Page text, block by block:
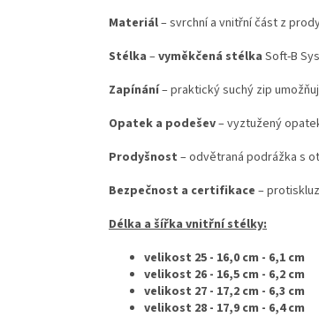
Materiál– svrchní a vnitřní část z
Stélka –vyměkčená stélka Soft‑B
Zapínání– praktický suchý zip
Opatek a podešev– vyztužený
Prodyšnost – odvětraná podrážka s
Bezpečnost a certifikace –
Délka a šířka vnitřní stélky:
velikost 25 - 16,0 cm - 6,1 cm
velikost 26 - 16,5 cm - 6,2 cm
velikost 27 - 17,2 cm - 6,3 cm
velikost 28 - 17,9 cm - 6,4 cm